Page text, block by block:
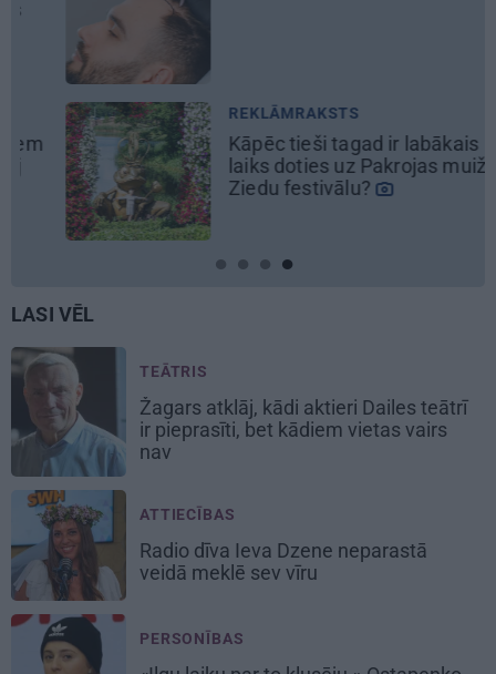
REKLĀMRAKSTS
Kāpēc tieši tagad ir labākais
laiks doties uz Pakrojas muižas
Ziedu festivālu?
LASI VĒL
TEĀTRIS
Žagars atklāj, kādi aktieri Dailes teātrī
ir pieprasīti, bet kādiem vietas vairs
nav
ATTIECĪBAS
Radio dīva Ieva Dzene neparastā
veidā meklē sev vīru
PERSONĪBAS